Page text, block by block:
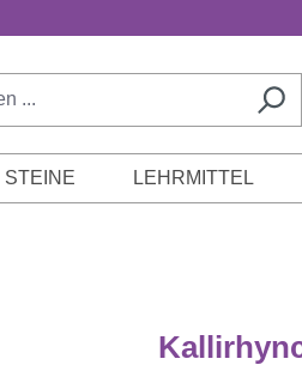
STEINE LEHRMITTEL